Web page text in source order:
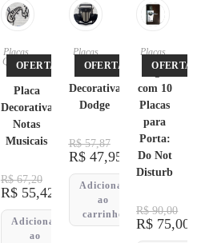
OFERTA!
Placas,
Quadro
s
Placa
Decorativa
Notas
Musicais
R$67,20
R$55,42
Adicionar
ao
OFERTA!
Placas
Placa
Decorativa
Dodge
R$57,87
R$47,95
Adicionar
ao
carrinho
OFERTA!
Placas
Jogo
com 10
Placas
para
Porta:
Do Not
Disturb
R$90,00
R$ 75,00